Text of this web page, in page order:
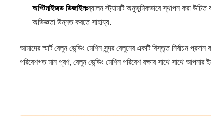
অপ্টিমাইজড ডিজাইনঃব্যালন স্ট্যামটি অনুভূমিকভাবে স্থাপন করা উচিত
অভিজ্ঞতা উন্নত করতে সাহায্য.
আমাদের স্মার্ট বেলুন ভেন্ডিং মেশিন সুন্দর বেলুনের একটি বিস্তৃত
পরিবেশগত মান পূরণ, বেলুন ভেন্ডিং মেশিন পরিবেশ রক্ষার সাথে সাথে আপনার